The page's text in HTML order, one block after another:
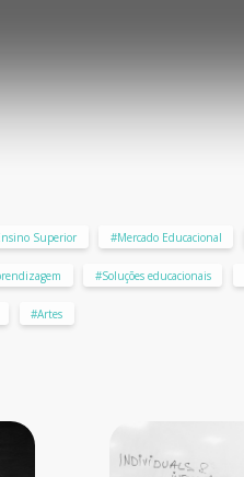
Superior #Mercado Educacional
#Soluções educacionais
#Artes